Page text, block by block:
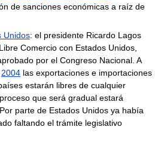
de sanciones económicas a raíz de
Unidos: el presidente Ricardo Lagos
Comercio con Estados Unidos,
por el Congreso Nacional. A
2004 las exportaciones e importaciones
estarán libres de cualquier
que será gradual estará
parte de Estados Unidos ya había
faltando el trámite legislativo